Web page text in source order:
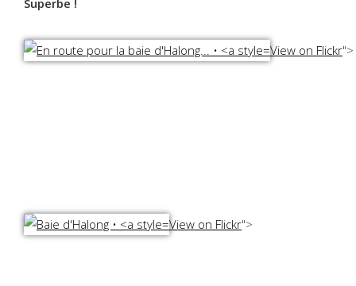
Superbe !
View on Flickr">
View on Flickr">